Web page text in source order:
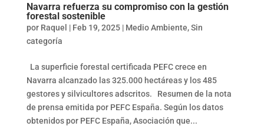
Navarra refuerza su compromiso con la gestión
forestal sostenible
por Raquel | Feb 19, 2025| Medio Ambiente,Sin
categoría
La superficie forestal certificada PEFC crece en
Navarra alcanzado las 325.000 hectáreas y los 485
gestores y silvicultores adscritos. Resumen de la nota
de prensa emitida por PEFC España. Según los datos
obtenidos por PEFC España, Asociación que...